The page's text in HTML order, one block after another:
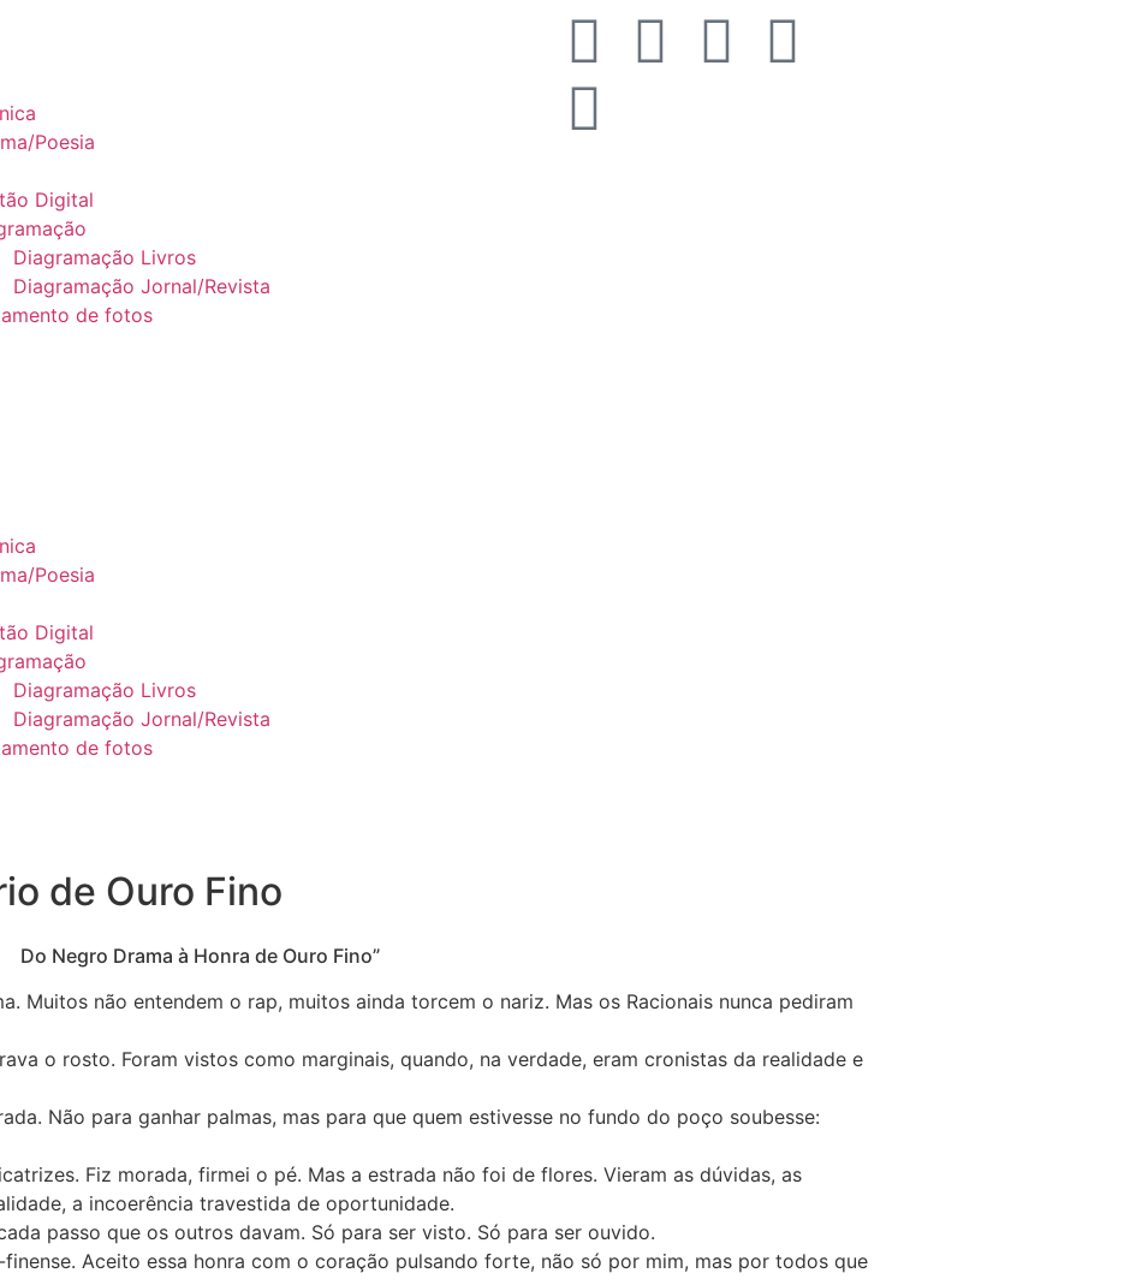
Poesia
Digital
Diagramação Livros
Diagramação Jornal/Revista
de fotos
Poesia
Digital
Diagramação Livros
Diagramação Jornal/Revista
de fotos
de Ouro Fino
Do Negro Drama à Honra de Ouro Fino”
Muitos não entendem o rap, muitos ainda torcem o nariz. Mas os Racionais nunca pediram
o rosto. Foram vistos como marginais, quando, na verdade, eram cronistas da realidade e
Não para ganhar palmas, mas para que quem estivesse no fundo do poço soubesse:
Fiz morada, firmei o pé. Mas a estrada não foi de flores. Vieram as dúvidas, as
a incoerência travestida de oportunidade.
passo que os outros davam. Só para ser visto. Só para ser ouvido.
Aceito essa honra com o coração pulsando forte, não só por mim, mas por todos que